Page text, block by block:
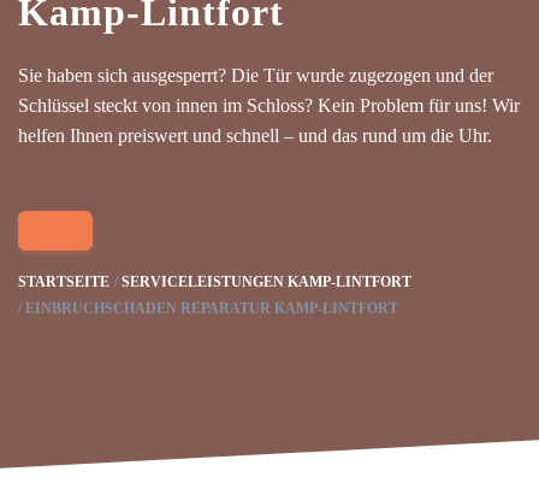
Kamp-Lintfort
Sie haben sich ausgesperrt? Die Tür wurde zugezogen und der
Schlüssel steckt von innen im Schloss? Kein Problem für uns! Wir
helfen Ihnen preiswert und schnell – und das rund um die Uhr.
STARTSEITE
SERVICELEISTUNGEN KAMP-LINTFORT
EINBRUCHSCHADEN REPARATUR KAMP-LINTFORT